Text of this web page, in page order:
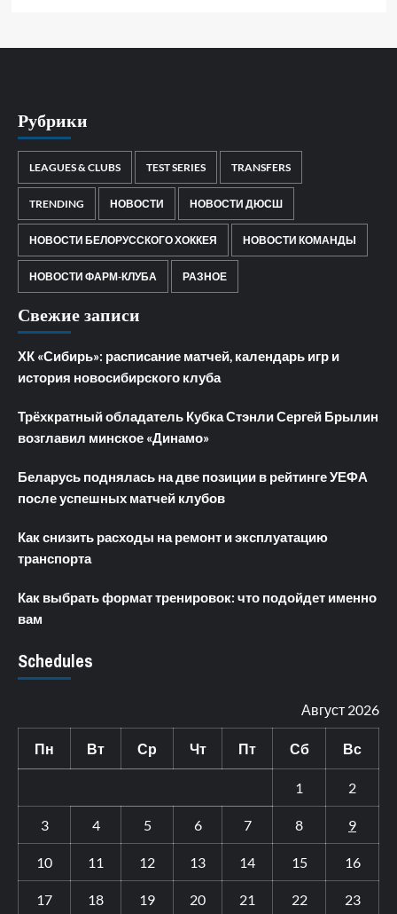
Рубрики
LEAGUES & CLUBS TEST SERIES TRANSFERS
TRENDING НОВОСТИ НОВОСТИ ДЮСШ
НОВОСТИ БЕЛОРУССКОГО ХОККЕЯ НОВОСТИ КОМАНДЫ
НОВОСТИ ФАРМ-КЛУБА РАЗНОЕ
Свежие записи
ХК «Сибирь»: расписание матчей, календарь игр и
история новосибирского клуба
Трёхкратный обладатель Кубка Стэнли Сергей Брылин
возглавил минское «Динамо»
Беларусь поднялась на две позиции в рейтинге УЕФА
после успешных матчей клубов
Как снизить расходы на ремонт и эксплуатацию
транспорта
Как выбрать формат тренировок: что подойдет именно
вам
Schedules
Август 2026
Пн Вт Ср Чт Пт Сб Вс
1 2
3 4 5 6 7 8 9
10 11 12 13 14 15 16
17 18 19 20 21 22 23